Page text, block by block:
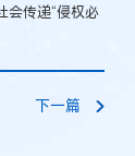
会传递“侵权必
下一篇